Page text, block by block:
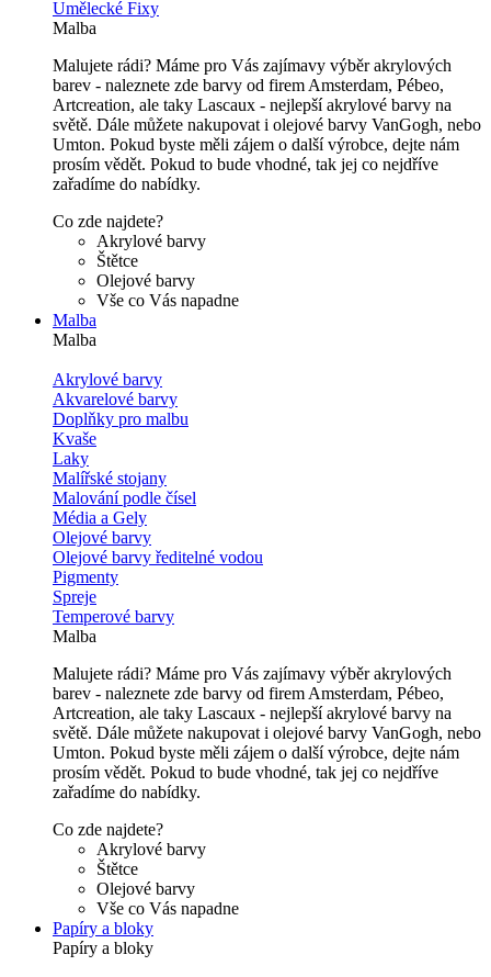
Umělecké Fixy
Malba
Malujete rádi? Máme pro Vás zajímavy výběr akrylových
barev - naleznete zde barvy od firem Amsterdam, Pébeo,
Artcreation, ale taky Lascaux - nejlepší akrylové barvy na
světě. Dále můžete nakupovat i olejové barvy VanGogh, nebo
Umton. Pokud byste měli zájem o další výrobce, dejte nám
prosím vědět. Pokud to bude vhodné, tak jej co nejdříve
zařadíme do nabídky.
Co zde najdete?
Akrylové barvy
Štětce
Olejové barvy
Vše co Vás napadne
Malba
Malba
Akrylové barvy
Akvarelové barvy
Doplňky pro malbu
Kvaše
Laky
Malířské stojany
Malování podle čísel
Média a Gely
Olejové barvy
Olejové barvy ředitelné vodou
Pigmenty
Spreje
Temperové barvy
Malba
Malujete rádi? Máme pro Vás zajímavy výběr akrylových
barev - naleznete zde barvy od firem Amsterdam, Pébeo,
Artcreation, ale taky Lascaux - nejlepší akrylové barvy na
světě. Dále můžete nakupovat i olejové barvy VanGogh, nebo
Umton. Pokud byste měli zájem o další výrobce, dejte nám
prosím vědět. Pokud to bude vhodné, tak jej co nejdříve
zařadíme do nabídky.
Co zde najdete?
Akrylové barvy
Štětce
Olejové barvy
Vše co Vás napadne
Papíry a bloky
Papíry a bloky